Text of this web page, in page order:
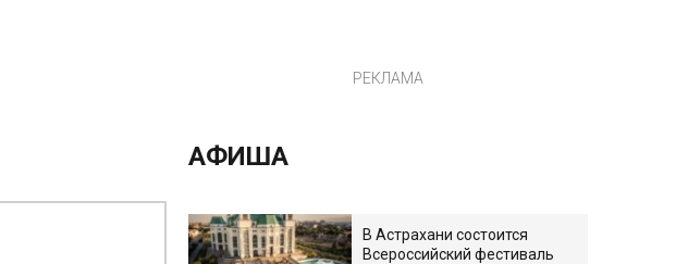
РЕКЛАМА
АФИША
В Астрахани состоится
Всероссийский фестиваль